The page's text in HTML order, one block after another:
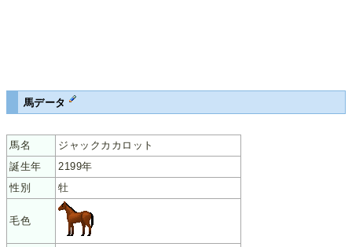
馬データ
馬名
ジャックカカロット
誕生年
2199年
性別
牡
毛色